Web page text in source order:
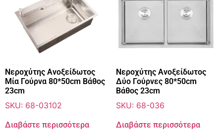
Νεροχύτης Ανοξείδωτος
Μία Γούρνα 80*50cm Βάθος
23cm
SKU: 68-03102
Διαβάστε περισσότερα
Νεροχύτης Ανοξείδωτος
Δύο Γούρνες 80*50cm
Βάθος 23cm
SKU: 68-036
Διαβάστε περισσότερα